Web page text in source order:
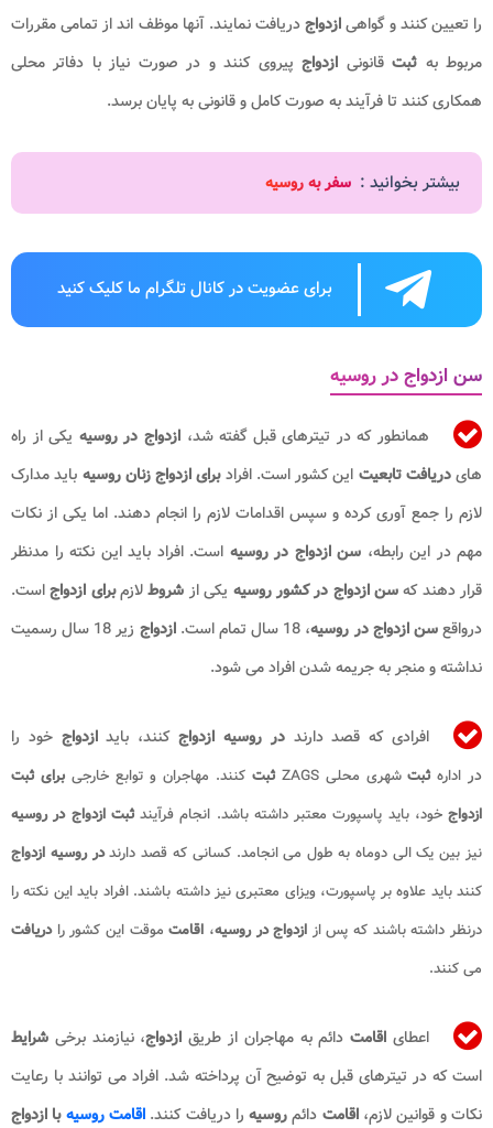
را تعیین کنند و گواهیازدواجدریافت نمایند. آنها موظف اند از تمامی مقررات
مربوط به ثبتقانونی ازدواج پیروی کنند و در صورت نیاز با دفاتر محلی
همکاری کنند تا فرآیند به صورت کامل و قانونی به پایان برسد.
بیشتر بخوانید : سفر به روسیه
برای عضویت در کانال تلگرام ما کلیک کنید
سن ازدواج در روسیه
همانطور که در تیترهای قبل گفته شد،ازدواج در روسیه یکی از راه
هایدریافت تابعیت این کشور است. افرادبرایازدواج زنان روسیه باید مدارک
لازم را جمع آوری کرده و سپس اقدامات لازم را انجام دهند. اما یکی از نکات
مهم در این رابطه، سن ازدواج در روسیه است. افراد باید این نکته را مدنظر
قرار دهند کهسن ازدواج در کشور روسیه یکی از شروطلازمبرای ازدواجاست.
درواقعسن ازدواج در روسیه، 18 سال تمام است. ازدواج
زیر 18 سال رسمیت
نداشته و منجر به جریمه شدن افراد می شود.
افرادی که قصد دارنددر روسیه ازدواجکنند، بایدازدواج خود را
در اداره ثبتشهری محلی ZAGS ثبت کنند. مهاجران و توابع خارجیبرای ثبت
ازدواج خود، باید پاسپورت معتبر داشته باشد. انجام فرآیندثبت ازدواج در روسیه
نیز بین یک الی دوماه به طول می انجامد. کسانی که قصد دارنددر روسیه ازدواج
کنند باید علاوه بر پاسپورت، ویزای معتبری نیز داشته باشند. افراد باید این نکته را
درنظر داشته باشند که پس از ازدواج در روسیه، اقامتموقت این کشور رادریافت
می کنند.
اعطای اقامتدائم به مهاجران از طریق ازدواج، نیازمند برخی شرایط
است که در تیترهای قبل به توضیح آن پرداخته شد. افراد می توانند با رعایت
نکات و قوانین لازم،اقامت دائمروسیهرا دریافت کنند.اقامت روسیهبا ازدواج